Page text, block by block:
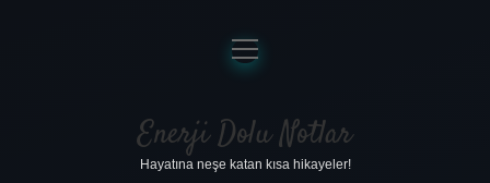
Anasayfa
Gizlilik Politikası
Yasal Uyarı
menüyü
aç
Enerji Dolu Notlar
Hayatına neşe katan kısa hikayeler!